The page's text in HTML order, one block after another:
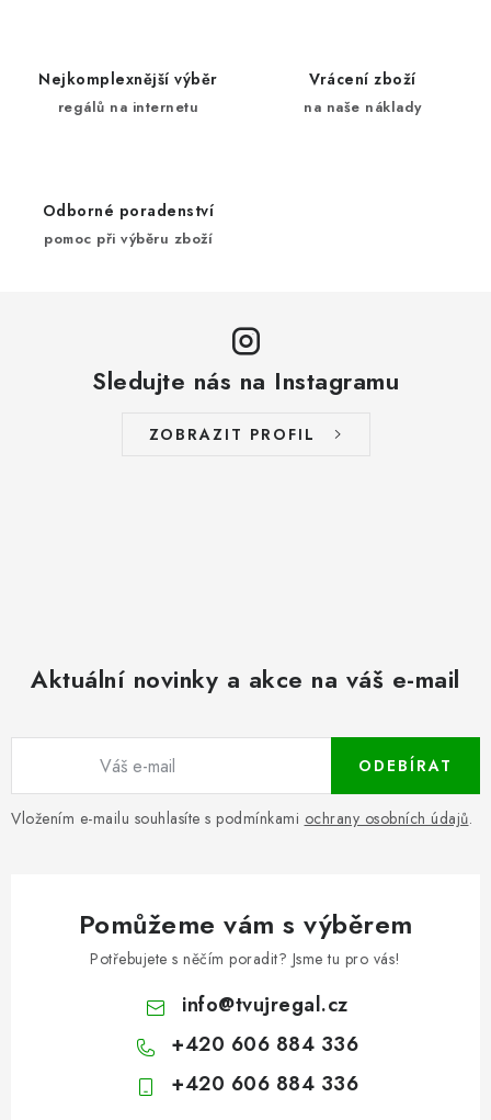
Nejkomplexnější výběr
regálů na internetu
Vrácení zboží
na naše náklady
Odborné poradenství
pomoc při výběru zboží
Sledujte nás na Instagramu
ZOBRAZIT PROFIL
Aktuální novinky a akce na váš e-mail
Vložením e-mailu souhlasíte s podmínkami ochrany osobních údajů.
ODEBÍRAT
Pomůžeme vám s výběrem
Potřebujete s něčím poradit? Jsme tu pro vás!
info@tvujregal.cz
+420 606 884 336
+420 606 884 336